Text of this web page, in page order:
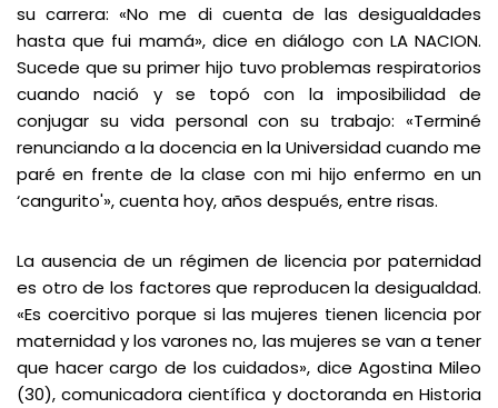
su carrera: «No me di cuenta de las desigualdades
hasta que fui mamá», dice en diálogo con LA NACION.
Sucede que su primer hijo tuvo problemas respiratorios
cuando nació y se topó con la imposibilidad de
conjugar su vida personal con su trabajo: «Terminé
renunciando a la docencia en la Universidad cuando me
paré en frente de la clase con mi hijo enfermo en un
‘cangurito'», cuenta hoy, años después, entre risas.
La ausencia de un régimen de licencia por paternidad
es otro de los factores que reproducen la desigualdad.
«Es coercitivo porque si las mujeres tienen licencia por
maternidad y los varones no, las mujeres se van a tener
que hacer cargo de los cuidados», dice Agostina Mileo
(30), comunicadora científica y doctoranda en Historia